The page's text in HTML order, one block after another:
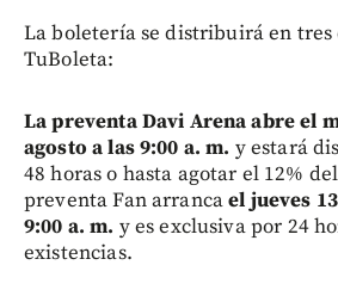
La boletería se distribuirá en tres
TuBoleta:
La preventa Davi Arena abre el
agosto a las 9:00 a. m. y estará
48 horas o hasta agotar el 12%
preventa Fan arrancael jueves
9:00 a. m. y es exclusiva por 24
existencias.